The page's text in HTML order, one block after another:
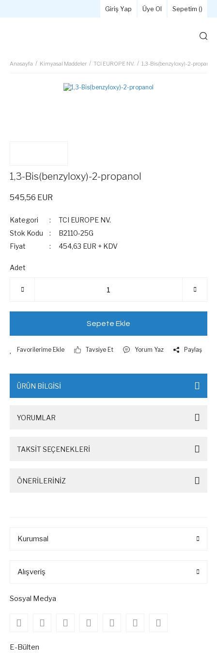
Giriş Yap Üye Ol Sepetim ()
Anasayfa Kimyasal Maddeler TCI EUROPE NV. 1,3-Bis(benzyloxy)-2-propanol
1,3-Bis(benzyloxy)-2-propanol
545,56 EUR
Kategori
TCI EUROPE NV.
Stok Kodu
B2110-25G
Fiyat
454,63 EUR + KDV
Adet
Sepete Ekle
Tavsiye Et Yorum Yaz Paylaş
ÜRÜN BİLGİSİ
YORUMLAR
TAKSİT SEÇENEKLERİ
ÖNERİLERİNİZ
Kurumsal
Alışveriş
Sosyal Medya
E-Bülten